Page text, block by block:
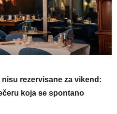
rezervisane za vikend:
koja se spontano